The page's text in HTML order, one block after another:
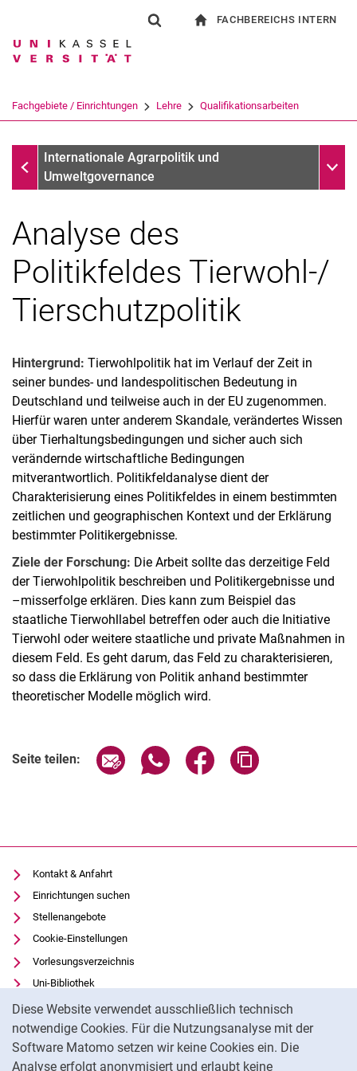
Springe direkt zu: Inhalt
Springe direkt zu: Suche
Springe direkt zu:
Diese Website verwendet ausschließlich technisch
notwendige Cookies. Für die Nutzungsanalyse mit der
Software Matomo setzen wir keine Cookies ein. Die
Analyse erfolgt anonymisiert und erlaubt keine
Suchbegriff
Suchen (öffnet externen Link in einem
FACHBEREICHS INTERN
Fachgebiete / Einrichtungen Lehre Qualifikationsarbeiten
Qualifikationsarbeiten
Internationale Agrarpolitik und
Umweltgovernance
Analyse des
Politikfeldes Tierwohl-/
Tierschutzpolitik
Hintergrund: Tierwohlpolitik hat im Verlauf der Zeit in
seiner bundes- und landespolitischen Bedeutung in
Deutschland und teilweise auch in der EU zugenommen.
Hierfür waren unter anderem Skandale, verändertes Wissen
über Tierhaltungsbedingungen und sicher auch sich
verändernde wirtschaftliche Bedingungen
mitverantwortlich. Politikfeldanalyse dient der
Charakterisierung eines Politikfeldes in einem bestimmten
zeitlichen und geographischen Kontext und der Erklärung
bestimmter Politikergebnisse.
Ziele der Forschung: Die Arbeit sollte das derzeitige Feld
der Tierwohlpolitik beschreiben und Politikergebnisse und
–misserfolge erklären. Dies kann zum Beispiel das
staatliche Tierwohllabel betreffen oder auch die Initiative
Tierwohl oder weitere staatliche und private Maßnahmen in
diesem Feld. Es geht darum, das Feld zu charakterisieren,
so dass die Erklärung von Politik anhand bestimmter
theoretischer Modelle möglich wird.
Seite teilen: Seite über E-Mail teilen
Seite über WhatsApp teilen
Seite über Facebook
Kontakt & Anfahrt
Einrichtungen suchen
Stellenangebote
Cookie-Einstellungen
Vorlesungsverzeichnis
Uni-Bibliothek
Moodle
Panopto
Datenschutz